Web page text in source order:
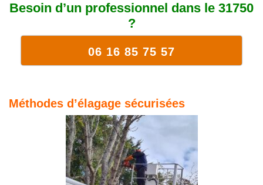
Besoin d’un professionnel dans le 31750
?
06 16 85 75 57
Méthodes d’élagage sécurisées